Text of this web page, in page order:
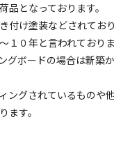
品となっております。
付け塗装などされてお
１０年と言われておりま
グボードの場合は新築
ングされているものや
ます。